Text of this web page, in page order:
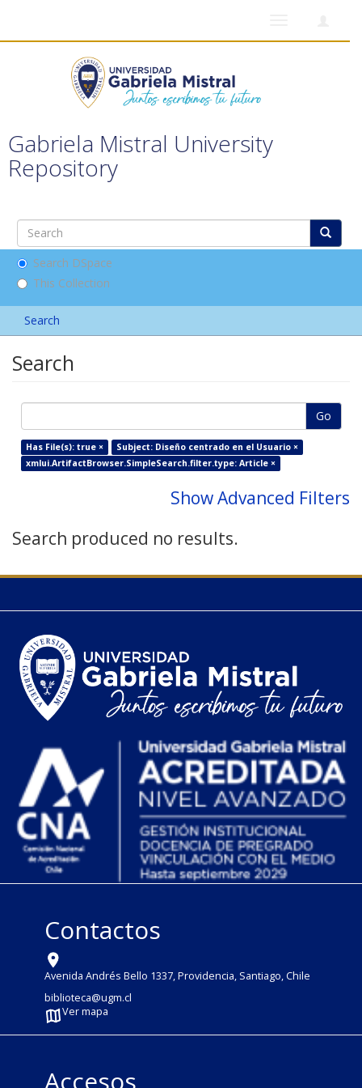
Gabriela Mistral University
Repository
Search DSpace
This Collection
Search
Search
Go
Has File(s): true ×
Subject: Diseño centrado en el Usuario ×
xmlui.ArtifactBrowser.SimpleSearch.filter.type: Article ×
Show Advanced Filters
Search produced no results.
Contactos
Avenida Andrés Bello 1337, Providencia, Santiago, Chile
biblioteca@ugm.cl
Ver mapa